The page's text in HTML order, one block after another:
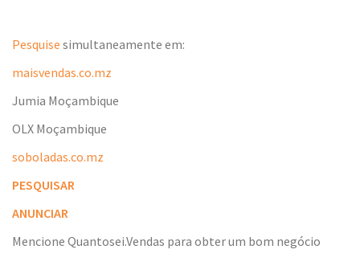
Pesquise simultaneamente em:
maisvendas.co.mz
Jumia Moçambique
OLX Moçambique
soboladas.co.mz
PESQUISAR
ANUNCIAR
Mencione Quantosei.Vendas para obter um bom negócio